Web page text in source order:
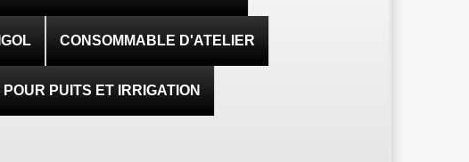
CONSOMMABLE D'ATELIER
POUR PUITS ET IRRIGATION